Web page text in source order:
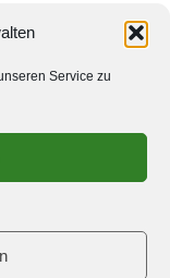
Service zu